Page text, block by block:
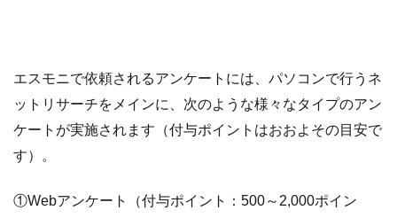
エスモニで依頼されるアンケートには、パソコンで行うネ
ットリサーチをメインに、次のような様々なタイプのアン
ケートが実施されます（付与ポイントはおおよその目安で
す）。
①Webアンケート（付与ポイント：500～2,000ポイン